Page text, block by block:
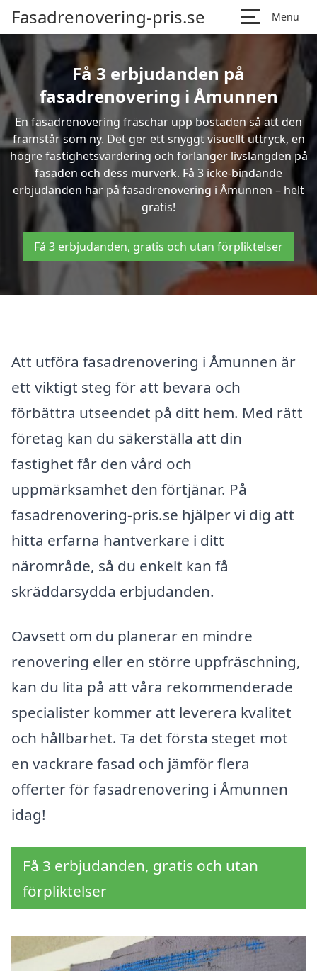
Fasadrenovering-pris.se Menu
Få 3 erbjudanden på
fasadrenovering i Åmunnen
En fasadrenovering fräschar upp bostaden så att den
framstår som ny. Det ger ett snyggt visuellt uttryck, en
högre fastighetsvärdering och förlänger livslängden på
fasaden och dess murverk. Få 3 icke-bindande
erbjudanden här på fasadrenovering i Åmunnen – helt
gratis!
Få 3 erbjudanden, gratis och utan förpliktelser
Att utföra fasadrenovering i Åmunnen är
ett viktigt steg för att bevara och
förbättra utseendet på ditt hem. Med rätt
företag kan du säkerställa att din
fastighet får den vård och
uppmärksamhet den förtjänar. På
fasadrenovering-pris.se hjälper vi dig att
hitta erfarna hantverkare i ditt
närområde, så du enkelt kan få
skräddarsydda erbjudanden.
Oavsett om du planerar en mindre
renovering eller en större uppfräschning,
kan du lita på att våra rekommenderade
specialister kommer att leverera kvalitet
och hållbarhet. Ta det första steget mot
en vackrare fasad och jämför flera
offerter för fasadrenovering i Åmunnen
idag!
Få 3 erbjudanden, gratis och utan
förpliktelser